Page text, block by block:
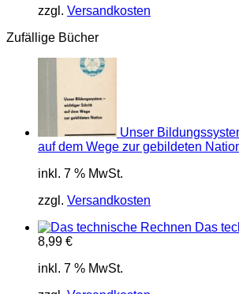
zzgl. Versandkosten
Zufällige Bücher
Unser
auf dem Wege zur gebildeten
inkl. 7 % MwSt.
zzgl. Versandkosten
Das
8,99 €
inkl. 7 % MwSt.